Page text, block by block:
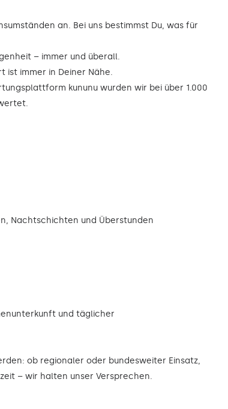
an. Bei uns bestimmst Du, was für
– immer und überall.
ist immer in Deiner Nähe.
kununu wurden wir bei über 1.000
Nachtschichten und Überstunden
und täglicher
ob regionaler oder bundesweiter Einsatz,
– wir halten unser Versprechen.